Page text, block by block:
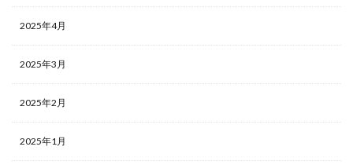
2025年4月
2025年3月
2025年2月
2025年1月